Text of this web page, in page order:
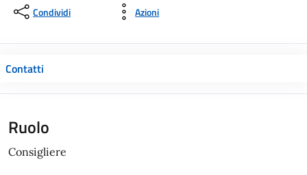
Condividi Azioni
Contatti
Ruolo
Consigliere